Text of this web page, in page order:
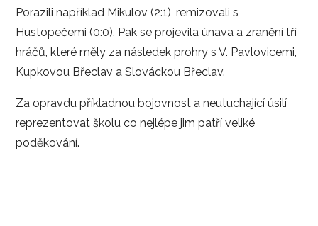
Porazili například Mikulov (2:1), remizovali s
Hustopečemi (0:0). Pak se projevila únava a zranění tří
hráčů, které měly za následek prohry s V. Pavlovicemi,
Kupkovou Břeclav a Slováckou Břeclav.
Za opravdu příkladnou bojovnost a neutuchající úsilí
reprezentovat školu co nejlépe jim patří veliké
poděkování.